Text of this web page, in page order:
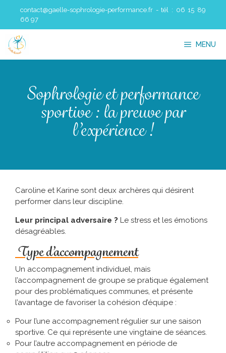
contenu
contact@gaelle-sophrologie-performance.fr - tél : 06 15 89
66 97
MENU
Sophrologie et performance
sportive : la preuve par
l’expérience !
Caroline et Karine sont deux archères qui désirent
performer dans leur discipline.
Leur principal adversaire ? Le stress et les émotions
désagréables.
Type d’accompagnement
Un accompagnement individuel, mais
l’accompagnement de groupe se pratique également
pour des problématiques communes, et présente
l’avantage de favoriser la cohésion d’équipe :
Pour l’une accompagnement régulier sur une saison
sportive. Ce qui représente une vingtaine de séances.
Pour l’autre accompagnement en période de